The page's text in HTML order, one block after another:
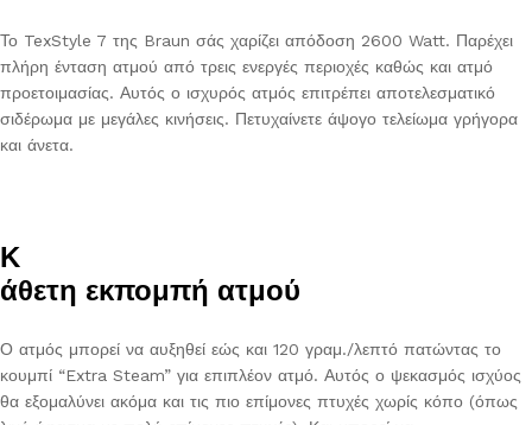
Το TexStyle 7 της Braun σάς χαρίζει απόδοση 2600 Watt. Παρέχει
πλήρη ένταση ατμού από τρεις ενεργές περιοχές καθώς και ατμό
προετοιμασίας. Αυτός ο ισχυρός ατμός επιτρέπει αποτελεσματικό
σιδέρωμα με μεγάλες κινήσεις. Πετυχαίνετε άψογο τελείωμα γρήγορα
και άνετα.
Κ
άθετη εκπομπή ατμού
Ο ατμός μπορεί να αυξηθεί εώς και 120 γραμ./λεπτό πατώντας το
κουμπί “Extra Steam” για επιπλέον ατμό. Αυτός ο ψεκασμός ισχύος
θα εξομαλύνει ακόμα και τις πιο επίμονες πτυχές χωρίς κόπο (όπως